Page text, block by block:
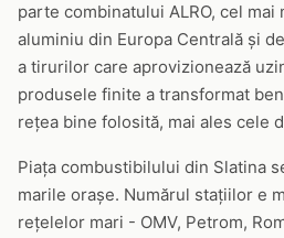
parte combinatului ALRO, cel
aluminiu din Europa Centrală și
a tirurilor care aprovizionează
produsele finite a transformat
rețea bine folosită, mai ales cele
Piața combustibilului din Slatina
marile orașe. Numărul stațiilor e
rețelelor mari - OMV, Petrom,